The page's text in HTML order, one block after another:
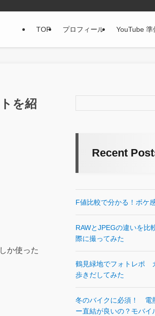
TOP プロフィール YouTube 準
を紹
か使った
Recent
F値比較で分かる！ボケ
RAWとJPEGの違いを比
際に撮ってみた
鶴見緑地でフォトレポ
歩きだしてみた
冬のバイクに必須！ 電
ー直結が良いの？モバ